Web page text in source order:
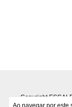
Ao navegar por este
Copyright
ACESSORIOS